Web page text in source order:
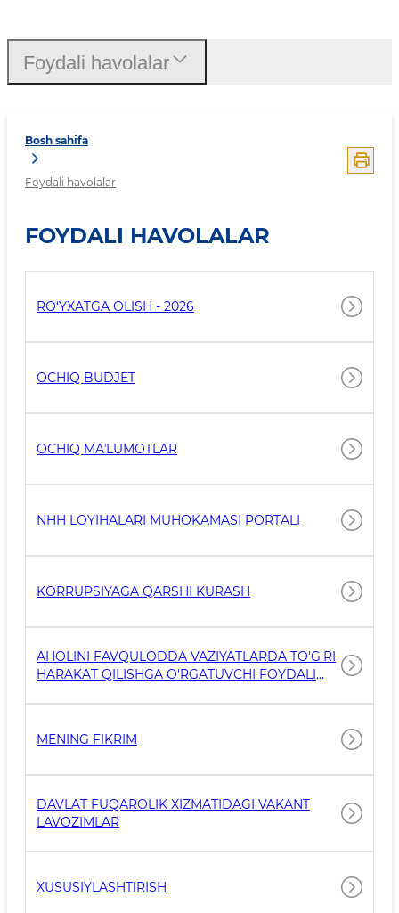
Bosh sahifa
Foydali havolalar
FOYDALI HAVOLALAR
RO‘YXATGA OLISH - 2026
OCHIQ BUDJET
OCHIQ MAʼLUMOTLAR
NHH LOYIHALARI MUHOKAMASI PORTALI
KORRUPSIYAGA QARSHI KURASH
AHOLINI FAVQULODDA VAZIYATLARDA TO'G'RI
HARAKAT QILISHGA O'RGATUVCHI FOYDALI
MENING FIKRIM
DAVLAT FUQAROLIK XIZMATIDAGI VAKANT
LAVOZIMLAR
XUSUSIYLASHTIRISH
Foydali havolalar